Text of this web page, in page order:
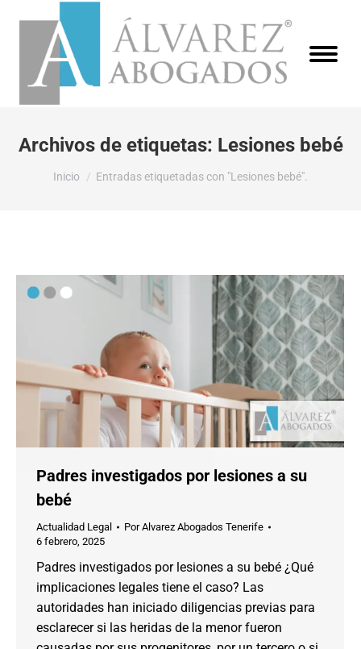
Archivos de etiquetas: Lesiones bebé
Estás aquí:
Inicio Entradas etiquetadas con "Lesiones bebé".
Padres investigados por lesiones a su
bebé
Actualidad Legal PorAlvarez Abogados Tenerife
6 febrero, 2025
Padres investigados por lesiones a su bebé ¿Qué
implicaciones legales tiene el caso? Las
autoridades han iniciado diligencias previas para
esclarecer si las heridas de la menor fueron